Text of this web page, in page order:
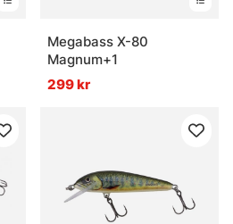
Megabass X-80
Magnum+1
299 kr